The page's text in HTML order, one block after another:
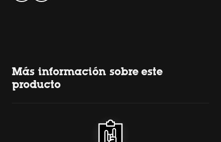
Más información sobre este
producto